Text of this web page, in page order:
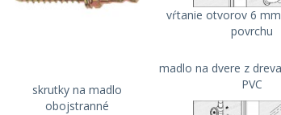
vŕtanie otvorov 6
povrchu
skrutky na madlo
obojstranné
madlo na dvere z
PVC